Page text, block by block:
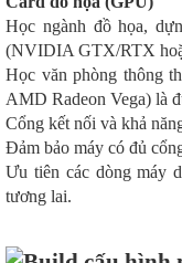
Học ngành đồ họa,
(NVIDIA GTX/RTX
Học văn phòng thông
AMD Radeon Vega) là
Cổng kết nối và khả
Đảm bảo máy có đủ
Ưu tiên các dòng máy
tương lai.